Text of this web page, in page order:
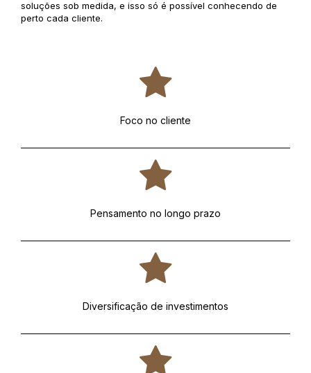
soluções sob medida, e isso só é possível conhecendo de
perto cada cliente.
Foco no cliente
Pensamento no longo prazo
Diversificação de investimentos